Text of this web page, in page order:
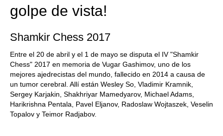
golpe de vista!
Shamkir Chess 2017
Entre el 20 de abril y el 1 de mayo se disputa el IV "Shamkir
Chess" 2017 en memoria de Vugar Gashimov, uno de los
mejores ajedrecistas del mundo, fallecido en 2014 a causa de
un tumor cerebral. Allí están Wesley So, Vladimir Kramnik,
Sergey Karjakin, Shakhriyar Mamedyarov, Michael Adams,
Harikrishna Pentala, Pavel Eljanov, Radoslaw Wojtaszek, Veselin
Topalov y Teimor Radjabov.